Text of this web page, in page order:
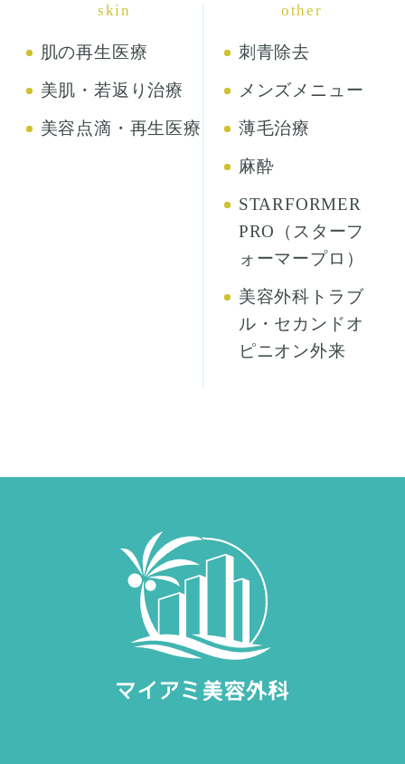
skin
肌の再生医療
美肌・若返り治療
美容点滴・再生医療
other
刺青除去
メンズメニュー
薄毛治療
麻酔
STARFORMER
PRO（スターフ
ォーマープロ）
美容外科トラブ
ル・セカンドオ
ピニオン外来